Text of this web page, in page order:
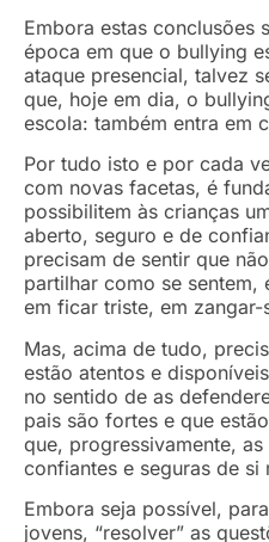
Embora estas conclusões
época em que o bullying
ataque presencial, talvez
que, hoje em dia, o
escola: também entra em
Por tudo isto e por cada
com novas facetas, é
possibilitem às crianças
aberto, seguro e de
precisam de sentir que
partilhar como se
em ficar triste, em zangar-
Mas, acima de tudo,
estão atentos e
no sentido de as
pais são fortes e que
que, progressivamente,
confiantes e seguras de si
Embora seja possível,
jovens, “resolver” as